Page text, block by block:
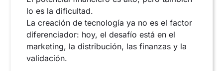
lo es la dificultad.
La creación de tecnología ya no es el factor
diferenciador: hoy, el desafío está en el
marketing, la distribución, las finanzas y la
validación.